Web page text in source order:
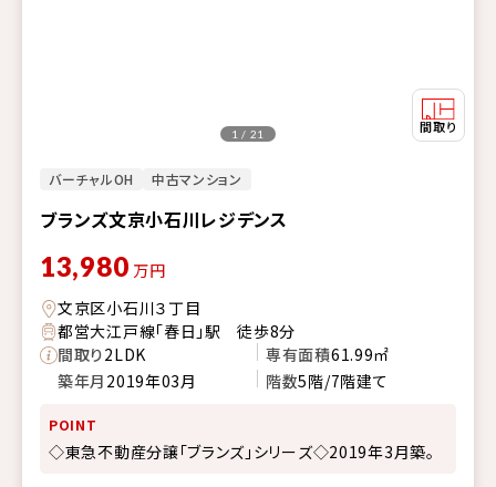
バーチャルOH 中古マンション
ブランズ文京小石川レジデンス
1 / 21
13,980 万円
文京区小石川３丁目
都営大江戸線「春日」駅 徒歩8分
間取り2LDK 専有面積61.99㎡
築年月 2019年03月 階数5階/7階建て
POINT
◇東急不動産分譲「ブランズ」シリーズ◇2019年3月築。